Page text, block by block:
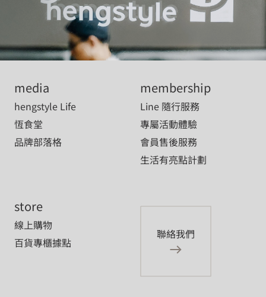
media
hengstyle Life
恆食堂
品牌部落格
membership
Line 隨行服務
專屬活動體驗
會員售後服務
生活有亮點計劃
store
線上購物
百貨專櫃據點
聯絡我們